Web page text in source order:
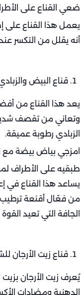
ضعي القناع على الأطراف
يعمل هذا القناع على
أنه يقلل من التكسر
قناع البيض
يعد هذا القناع من
وتعاني من تقصف شديد.
الزبادي رطوبة عميقة.
امزجي بياض بيضة
طبقيه على الأطراف لمدة 25 دقيقة
يساعد هذا القناع في
من فعّال أقنعة
الجافة التي تعيد
قناع زيت الأرجان
يُعرف زيت الأرجان
الدهنية ومضادات